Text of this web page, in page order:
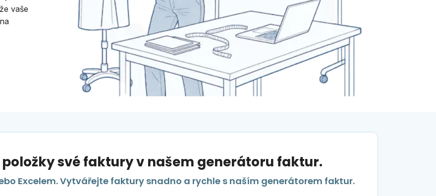
vaše
své faktury v našem generátoru faktur.
Excelem. Vytvářejte faktury snadno a rychle s naším generátorem faktur.